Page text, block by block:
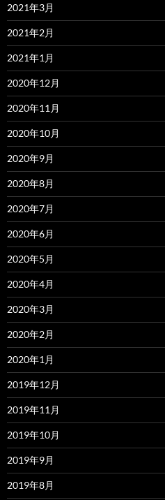
2021年3月
2021年2月
2021年1月
2020年12月
2020年11月
2020年10月
2020年9月
2020年8月
2020年7月
2020年6月
2020年5月
2020年4月
2020年3月
2020年2月
2020年1月
2019年12月
2019年11月
2019年10月
2019年9月
2019年8月